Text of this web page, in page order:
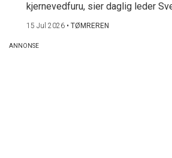
kjernevedfuru, sier daglig leder
15 Jul 2026 • TØMREREN